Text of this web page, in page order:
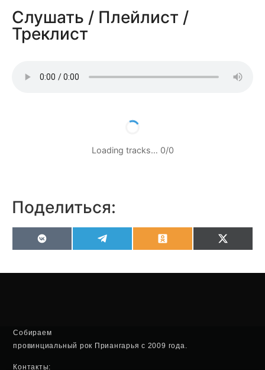
Слушать / Плейлист /
Треклист
Loading tracks… 0/0
Поделиться:
VK OdnoklassnikiX
Собираем
провинциальный рок Приангарья с 2009 года.
Контакты: